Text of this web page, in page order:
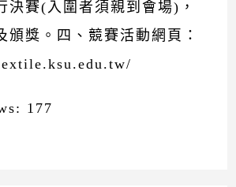
決賽(入圍者須親到會場)，
頒獎。四、競賽活動網頁：
177